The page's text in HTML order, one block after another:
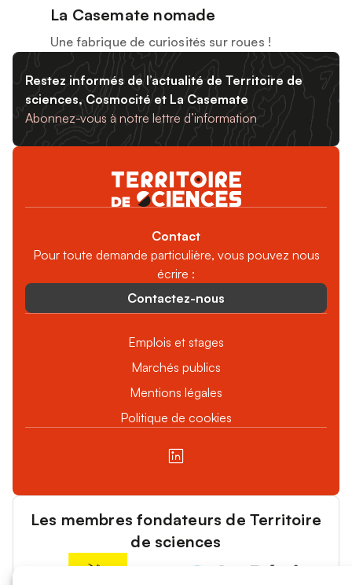
La Casemate nomade
Une fabrique de curiosités sur roues !
Restez informés de l’actualité de Territoire de
sciences, Cosmocité et La Casemate
Abonnez-vous à notre lettre d’information
Contact
Pour toute demande particulière, vous pouvez nous
écrire :
Contactez-nous
Emplois et stages
Marchés publics
Mentions légales
Politique de cookies
Les membres fondateurs de Territoire
de sciences